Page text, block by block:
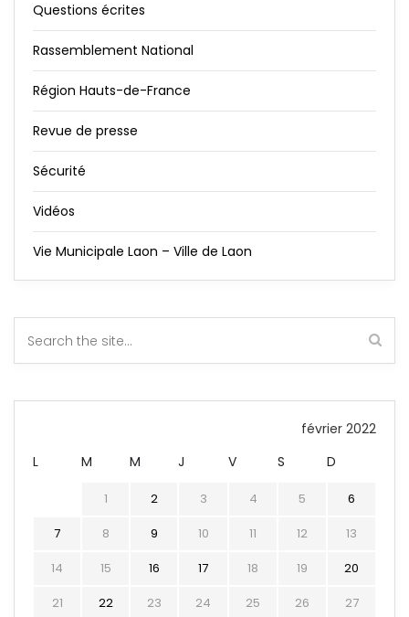
Questions écrites
Rassemblement National
Région Hauts-de-France
Revue de presse
Sécurité
Vidéos
Vie Municipale Laon – Ville de Laon
février 2022
L
M M J V S D
1 2 3 4 5
6
7
8 9 10 11 12
13
14
15 16 17 18 19
20
21
22 23 24 25 26 27